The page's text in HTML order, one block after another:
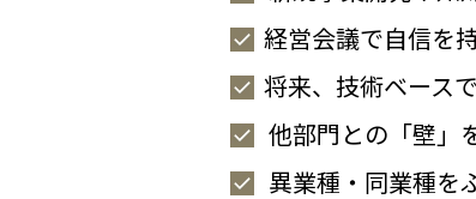
経営会議で自信を
将来、技術ベース
他部門との「壁」
異業種・同業種を